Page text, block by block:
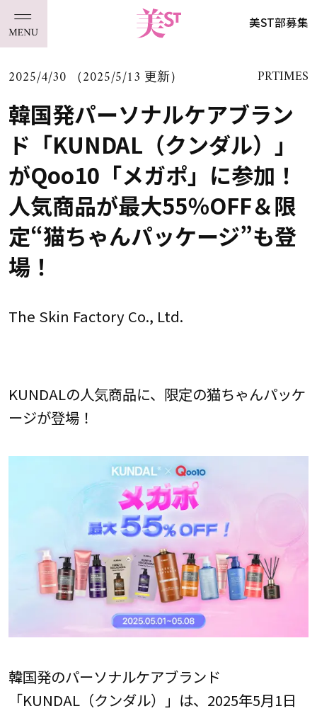
美ST部募集
2025/4/30 （2025/5/13 更新） PRTIMES
韓国発パーソナルケアブラン
ド「KUNDAL（クンダル）」
がQoo10「メガポ」に参加！
人気商品が最大55％OFF＆限
定“猫ちゃんパッケージ”も登
場！
The Skin Factory Co., Ltd.
KUNDALの人気商品に、限定の猫ちゃんパッケ
ージが登場！
韓国発のパーソナルケアブランド
「KUNDAL（クンダル）」は、2025年5月1日